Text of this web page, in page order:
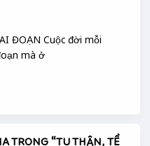
ĐOẠN Cuộc đời mỗi
mà ở